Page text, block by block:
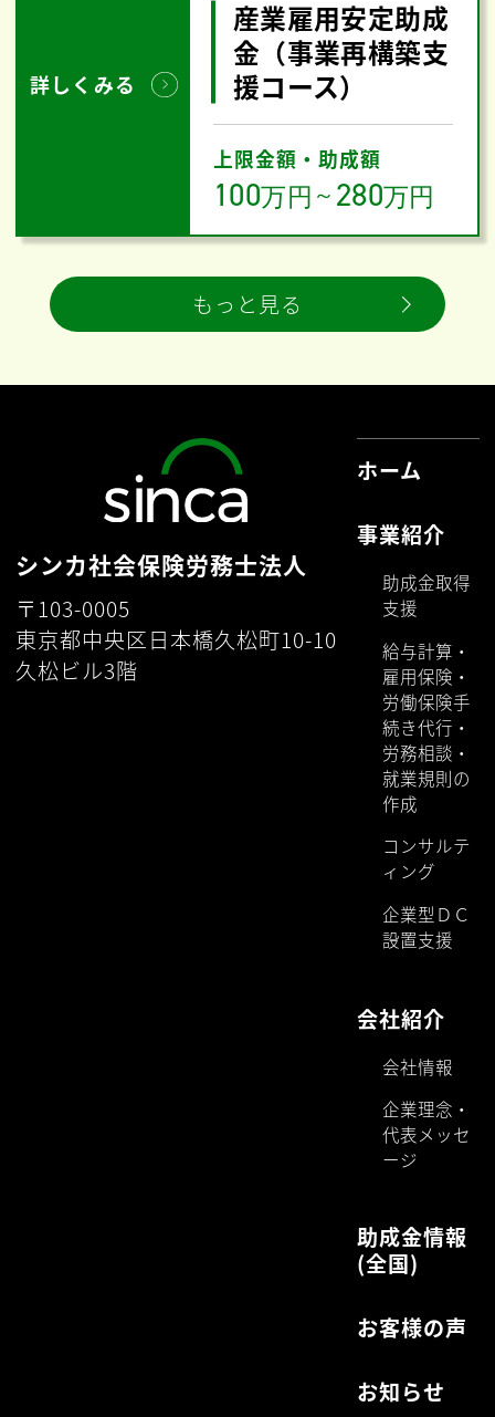
詳しくみる
産業雇用安定助成
金（事業再構築支
援コース）
上限金額・助成額
100万円 ～ 280万円
もっと見る
シンカ社会保険労務士法人
〒103-0005
東京都中央区日本橋久松町10-10
久松ビル3階
ホーム
事業紹介
助成金取得
支援
給与計算・
雇用保険・
労働保険手
続き代行・
労務相談・
就業規則の
作成
コンサルテ
ィング
企業型ＤＣ
設置支援
会社紹介
会社情報
企業理念・
代表メッセ
ージ
助成金情報
(全国)
お客様の声
お知らせ